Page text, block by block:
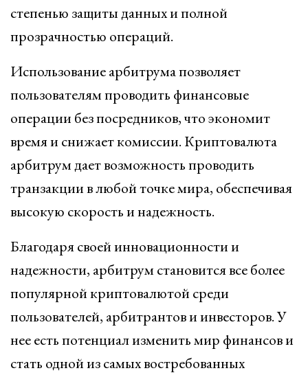
степенью защиты данных и полной
прозрачностью операций.
Использование арбитрума позволяет
пользователям проводить финансовые
операции без посредников, что экономит
время и снижает комиссии. Криптовалюта
арбитрум дает возможность проводить
транзакции в любой точке мира, обеспечивая
высокую скорость и надежность.
Благодаря своей инновационности и
надежности, арбитрум становится все более
популярной криптовалютой среди
пользователей, арбитрантов и инвесторов. У
нее есть потенциал изменить мир финансов и
стать одной из самых востребованных